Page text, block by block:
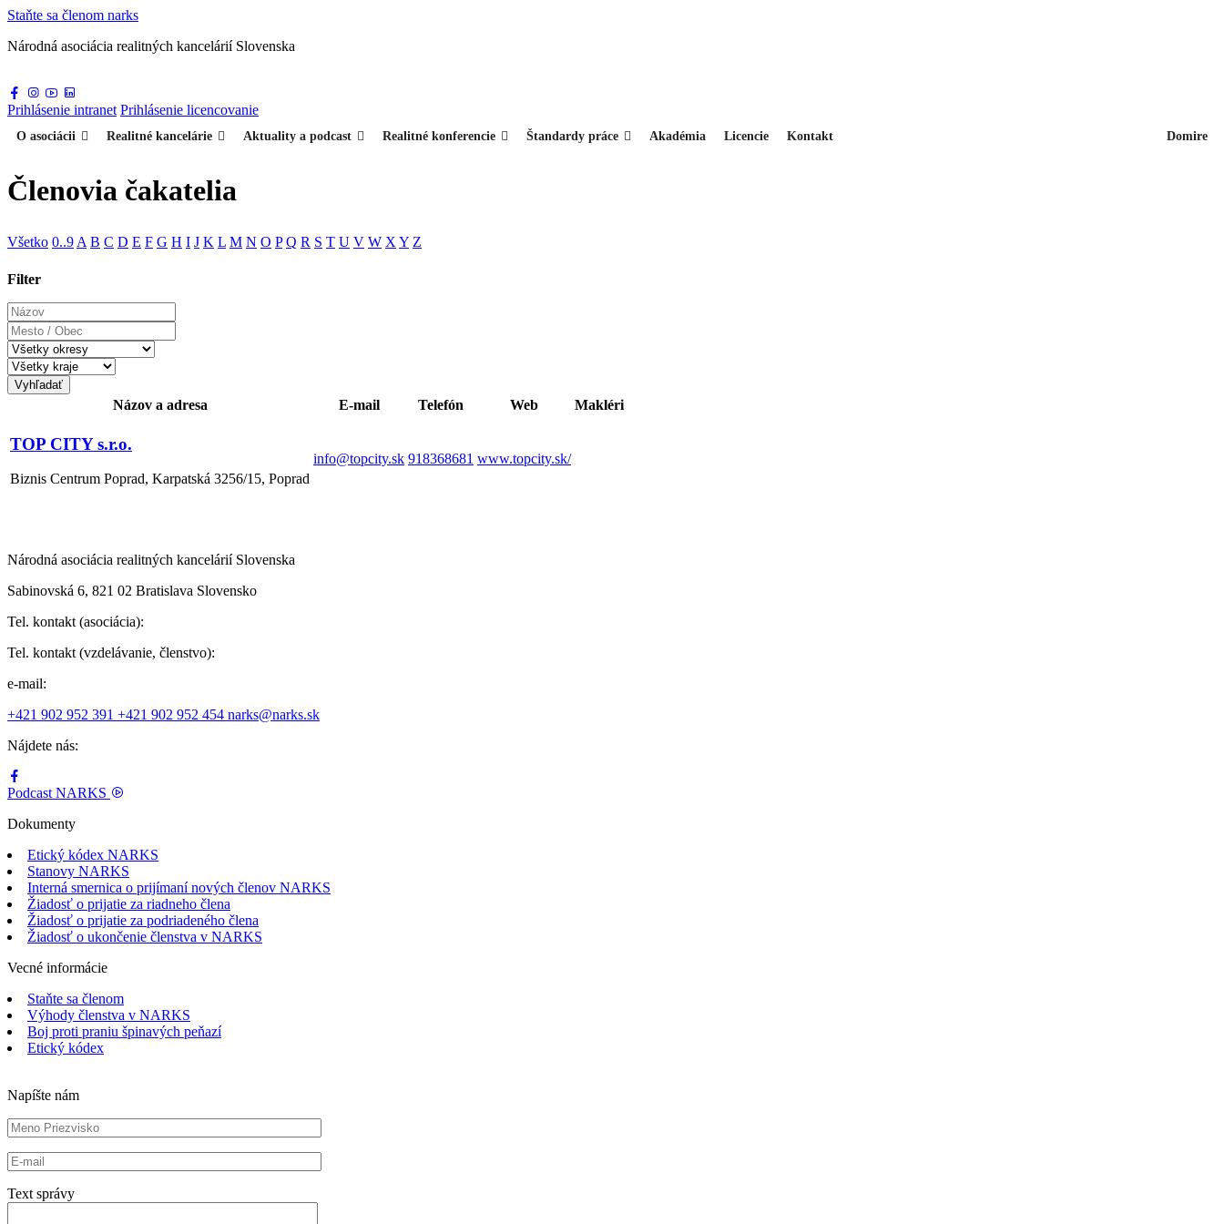
Staňte sa členom narks
Národná asociácia realitných kancelárií Slovenska
Prihlásenie intranet Prihlásenie licencovanie
O asociácii Realitné kancelárie Aktuality a podcast Realitné konferencie Štandardy práce Akadémia Licencie Kontakt Domire
Členovia čakatelia
Všetko 0..9 A B C D E F G H I J K L M N O P Q R S T U V W X Y Z
Filter
Názov
Mesto
/
Obec
Vyhľadať
Názov a adresa E-mail Telefón Web Makléri
TOP CITY s.r.o.
Biznis Centrum Poprad, Karpatská 3256/15, Poprad
info@topcity.sk 918368681 www.topcity.sk/
Národná asociácia realitných kancelárií Slovenska
Sabinovská 6, 821 02 Bratislava Slovensko
Tel. kontakt (asociácia):
Tel. kontakt (vzdelávanie, členstvo):
e-mail:
+421 902 952 391 +421 902 952 454 narks@narks.sk
Nájdete nás:
Podcast NARKS
Dokumenty
Etický kódex NARKS
Stanovy NARKS
Interná smernica o prijímaní nových členov NARKS
Žiadosť o prijatie za riadneho člena
Žiadosť o prijatie za podriadeného člena
Žiadosť o ukončenie členstva v NARKS
Vecné informácie
Staňte sa členom
Výhody členstva v NARKS
Boj proti praniu špinavých peňazí
Etický kódex
Napíšte nám
Text správy